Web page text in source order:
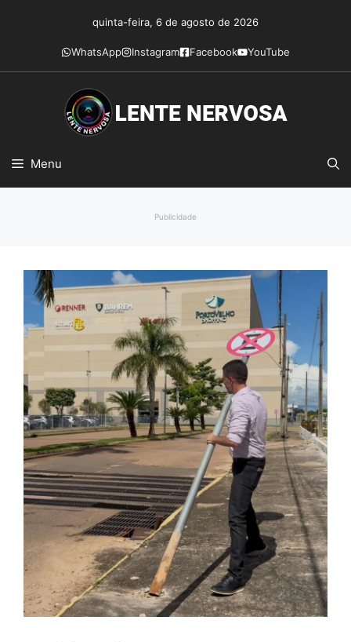
conteúdo
quinta-feira, 6 de agosto de 2026
WhatsApp Instagram Facebook YouTube
Menu
Publicidade